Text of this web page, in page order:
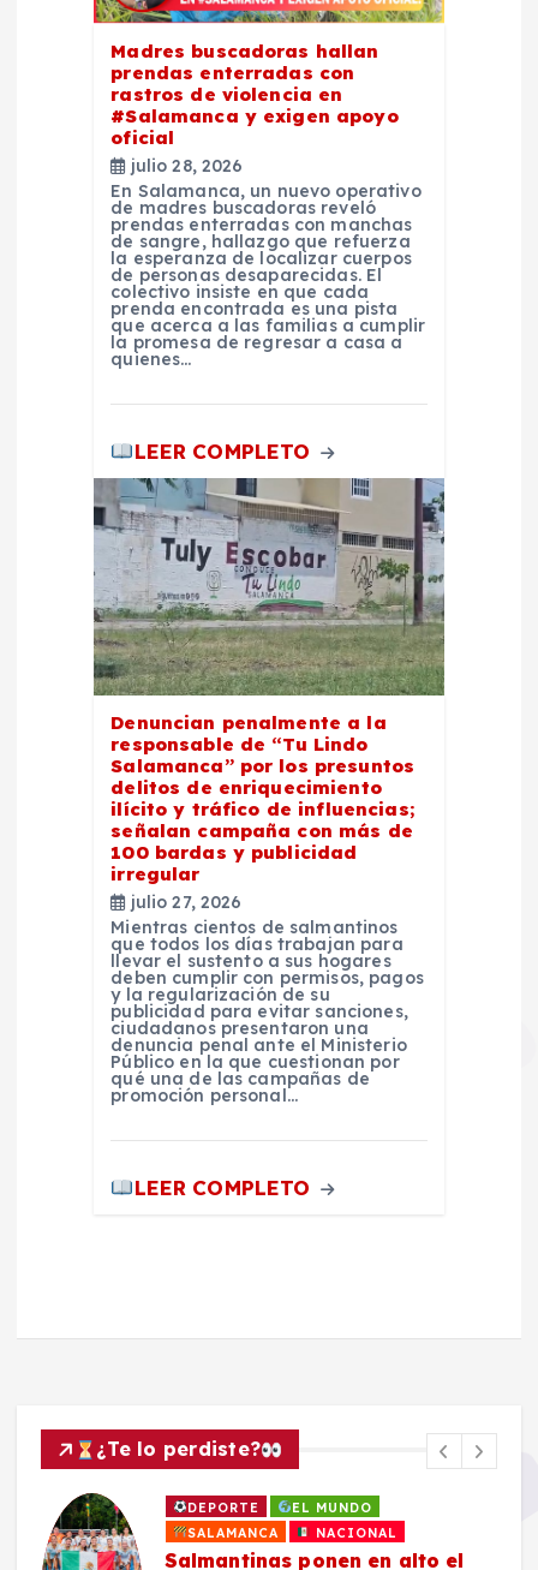
Madres buscadoras hallan
prendas enterradas con
rastros de violencia en
#Salamanca y exigen apoyo
oficial
julio 28, 2026
En Salamanca, un nuevo operativo
de madres buscadoras reveló
prendas enterradas con manchas
de sangre, hallazgo que refuerza
la esperanza de localizar cuerpos
de personas desaparecidas. El
colectivo insiste en que cada
prenda encontrada es una pista
que acerca a las familias a cumplir
la promesa de regresar a casa a
quienes…
LEER COMPLETO
Denuncian penalmente a la
responsable de “Tu Lindo
Salamanca” por los presuntos
delitos de enriquecimiento
ilícito y tráfico de influencias;
señalan campaña con más de
100 bardas y publicidad
irregular
julio 27, 2026
Mientras cientos de salmantinos
que todos los días trabajan para
llevar el sustento a sus hogares
deben cumplir con permisos, pagos
y la regularización de su
publicidad para evitar sanciones,
ciudadanos presentaron una
denuncia penal ante el Ministerio
Público en la que cuestionan por
qué una de las campañas de
promoción personal…
LEER COMPLETO
¿Te lo perdiste?
DEPORTE
EL MUNDO
SALAMANCA
NACIONAL
Salmantinas ponen en alto el